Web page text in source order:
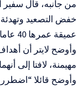
من جانبه، قال سفير
خفض التصعيد
عميقة عمرها 40 عاما”، وإلى وجود “تعاون وثيق وتفاهم كبير” بين الولايات المتحدة و”إسرائيل”.
وأوضح لايتر أن
مهيمنة، لافتا إلى
وأوضح قائلا